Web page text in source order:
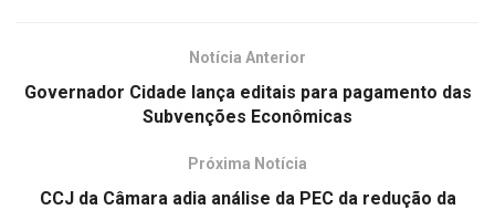
Notícia Anterior
Governador Cidade lança editais para pagamento das
Subvenções Econômicas
Próxima Notícia
CCJ da Câmara adia análise da PEC da redução da